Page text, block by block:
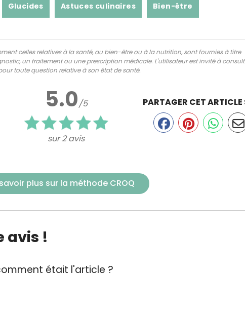
Glucides Astuces culinaires Bien-être
celles relatives à la santé, au bien-être ou à la nutrition, sont fournies à titre
un traitement ou une prescription médicale. L'utilisateur est invité à
toute question relative à son état de santé.
5.0/5
sur 2 avis
PARTAGER CET ARTICLE
plus sur la méthode CROQ
avis !
était l'article ?